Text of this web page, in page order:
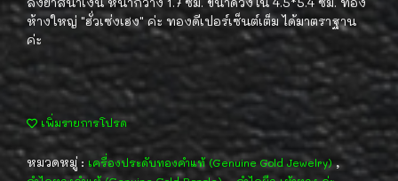
ห้างใหญ่ "ฮั่วเซ่งเฮง" ค่ะ ทองดีเปอร์เซ็นต์เต็ม ได้มาตราฐาน
ค่ะ
เพิ่มรายการโปรด
หมวดหมู่ : เครื่องประดับทองคำแท้ (Genuine Gold Jewelry),